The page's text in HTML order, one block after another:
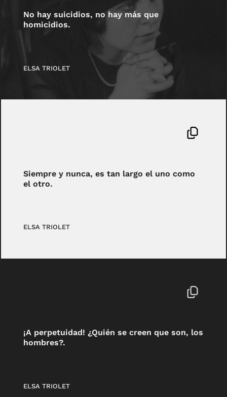
No hay suicidios, no hay más que
homicidios.
ELSA TRIOLET
Siempre y nunca, es tan largo el uno como
el otro.
ELSA TRIOLET
¡A perpetuidad! ¿Quién se creen que son, los
hombres?.
ELSA TRIOLET